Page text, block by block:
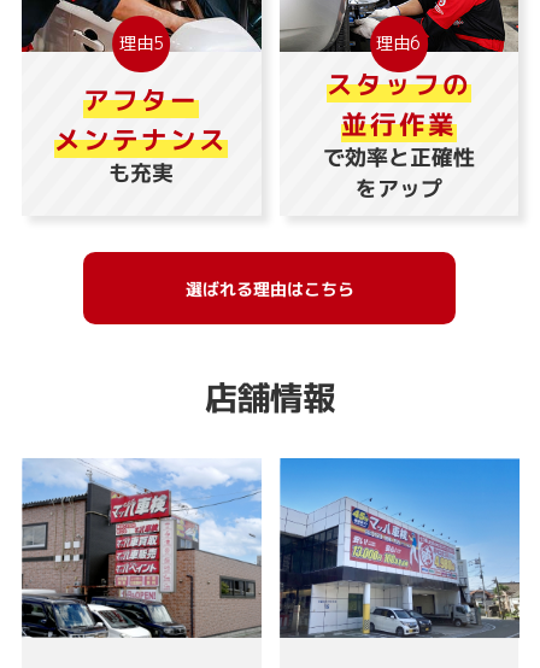
理由5
アフター
メンテナンス
も充実
理由6
スタッフの
並行作業
で効率と正確性
をアップ
選ばれる理由はこちら
店舗情報